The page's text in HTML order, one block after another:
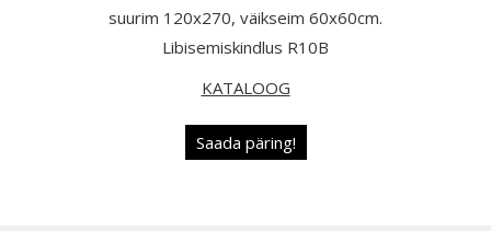
suurim 120x270, väikseim 60x60cm.
Libisemiskindlus R10B
KATALOOG
Saada päring!